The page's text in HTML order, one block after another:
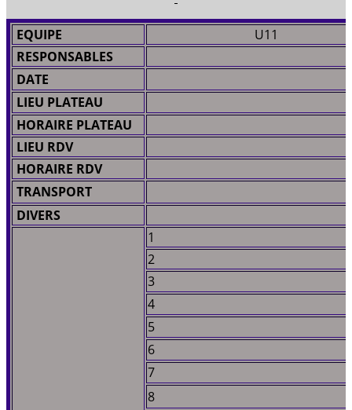
EQUIPE
U11
RESPONSABLES
DATE
LIEU PLATEAU
HORAIRE PLATEAU
LIEU RDV
HORAIRE RDV
TRANSPORT
DIVERS
1
2
3
4
5
6
7
8